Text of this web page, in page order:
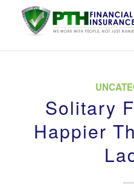
Solitary
Happier